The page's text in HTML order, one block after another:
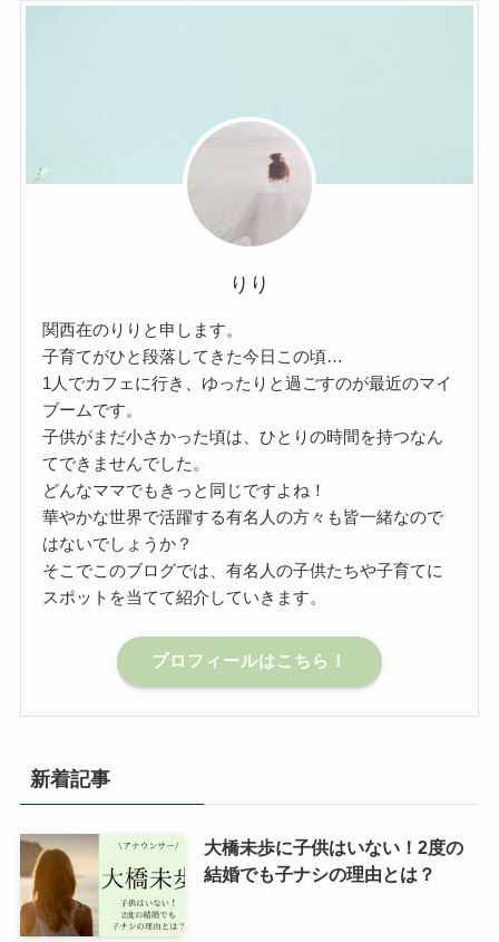
りり
関西在のりりと申します。
子育てがひと段落してきた今日この頃…
1人でカフェに行き、ゆったりと過ごすのが最近のマイ
ブームです。
子供がまだ小さかった頃は、ひとりの時間を持つなん
てできませんでした。
どんなママでもきっと同じですよね！
華やかな世界で活躍する有名人の方々も皆一緒なので
はないでしょうか？
そこでこのブログでは、有名人の子供たちや子育てに
スポットを当てて紹介していきます。
プロフィールはこちら！
新着記事
大橋未歩に子供はいない！2度の
結婚でも子ナシの理由とは？